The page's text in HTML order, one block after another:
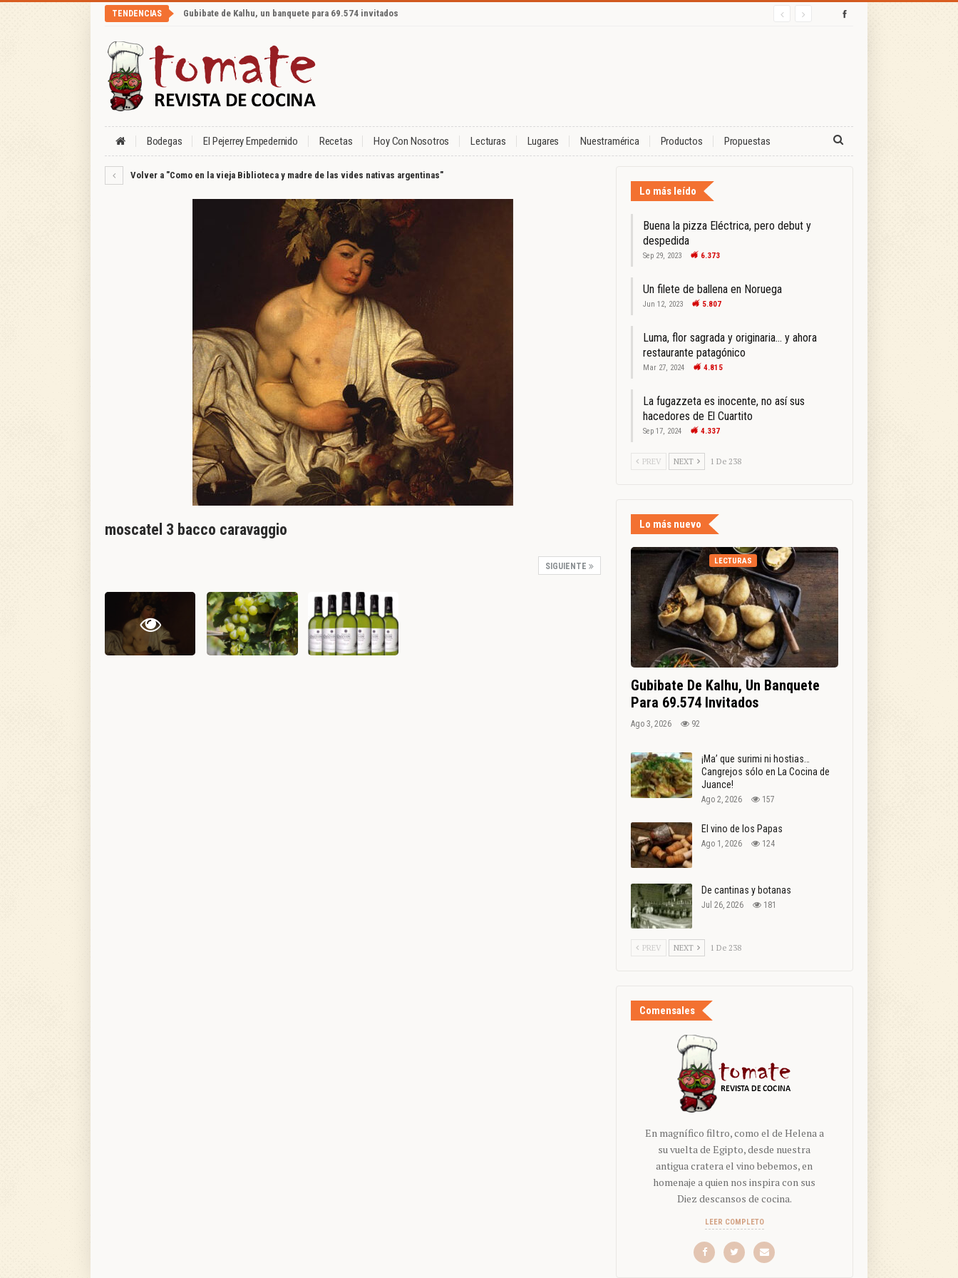
TENDENCIAS Gubibate de Kalhu, un banquete para 69.574 invitados
Bodegas El Pejerrey Empedernido Recetas Hoy Con Nosotros Lecturas Lugares Nuestramérica Productos Propuestas
Volver a "Como en la vieja Biblioteca y madre de las vides nativas argentinas"
moscatel 3 bacco caravaggio
SIGUIENTE
Lo más leído
Buena la pizza Eléctrica, pero debut y
despedida
Sep 29, 2023 6.373
Un filete de ballena en Noruega
Jun 12, 2023 5.807
Luma, flor sagrada y originaria… y ahora
restaurante patagónico
Mar 27, 2024 4.815
La fugazzeta es inocente, no así sus
hacedores de El Cuartito
Sep 17, 2024 4.337
PREV NEXT 1 De 238
Lo más nuevo
LECTURAS
Gubibate De Kalhu, Un Banquete
Para 69.574 Invitados
Ago 3, 2026 92
¡Ma’ que surimi ni hostias…
Cangrejos sólo en La Cocina de
Juance!
Ago 2, 2026 157
El vino de los Papas
Ago 1, 2026 124
De cantinas y botanas
Jul 26, 2026 181
PREV NEXT 1 De 238
Comensales
En magnífico filtro, como el de Helena a
su vuelta de Egipto, desde nuestra
antigua cratera el vino bebemos, en
homenaje a quien nos inspira con sus
Diez descansos de cocina.
LEER COMPLETO